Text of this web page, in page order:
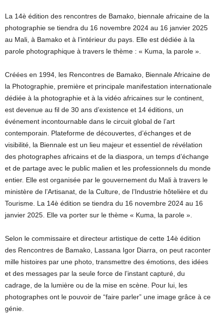
La 14è édition des rencontres de Bamako, biennale africaine de la
photographie se tiendra du 16 novembre 2024 au 16 janvier 2025
au Mali, à Bamako et à l’intérieur du pays. Elle est dédiée à la
parole photographique à travers le thème : « Kuma, la parole ».
Créées en 1994, les Rencontres de Bamako, Biennale Africaine de
la Photographie, première et principale manifestation internationale
dédiée à la photographie et à la vidéo africaines sur le continent,
est devenue au fil de 30 ans d’existence et 14 éditions, un
événement incontournable dans le circuit global de l’art
contemporain. Plateforme de découvertes, d’échanges et de
visibilité, la Biennale est un lieu majeur et essentiel de révélation
des photographes africains et de la diaspora, un temps d’échange
et de partage avec le public malien et les professionnels du monde
entier. Elle est organisée par le gouvernement du Mali à travers le
ministère de l’Artisanat, de la Culture, de l’Industrie hôtelière et du
Tourisme. La 14è édition se tiendra du 16 novembre 2024 au 16
janvier 2025. Elle va porter sur le thème « Kuma, la parole ».
Selon le commissaire et directeur artistique de cette 14è édition
des Rencontres de Bamako, Lassana Igor Diarra, on peut raconter
mille histoires par une photo, transmettre des émotions, des idées
et des messages par la seule force de l’instant capturé, du
cadrage, de la lumière ou de la mise en scène. Pour lui, les
photographes ont le pouvoir de “faire parler” une image grâce à ce
génie.